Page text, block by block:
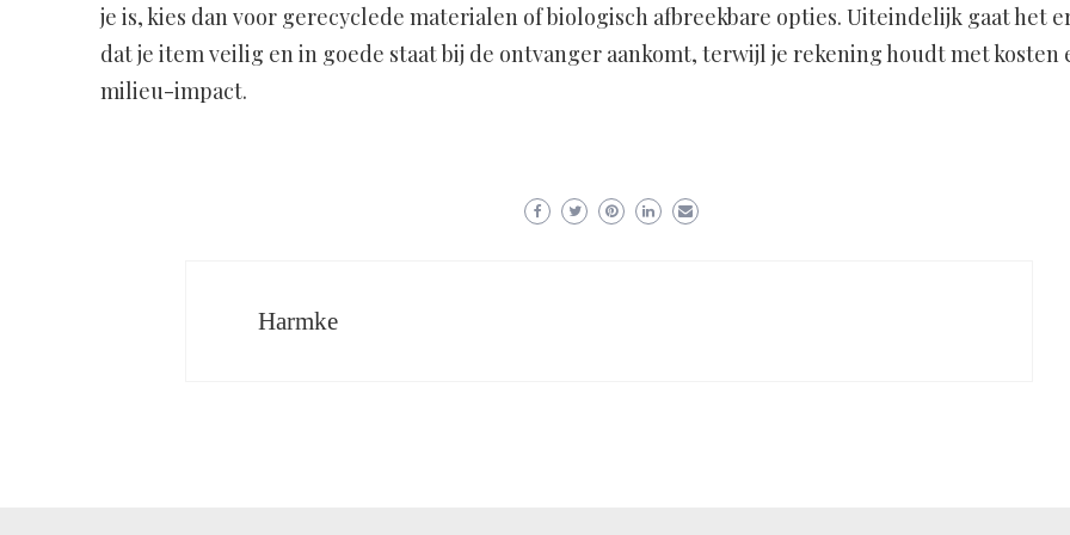
je is, kies dan voor gerecyclede materialen of biologisch afbreekbare opties. Uiteindelijk gaat het
dat je item veilig en in goede staat bij de ontvanger aankomt, terwijl je rekening houdt met kosten
milieu-impact.
Harmke